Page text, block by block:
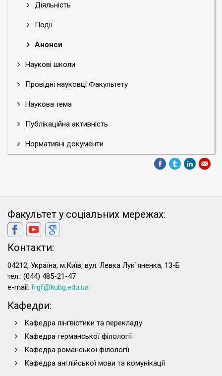
Діяльність
Події
Анонси
Наукові школи
Провідні науковці Факультету
Наукова тема
Публікаційна активність
Нормативні документи
Факультет у соціальних мережах:
Контакти:
04212, Україна, м.Київ, вул. Левка Лук`яненка, 13-Б
тел.: (044) 485-21-47
e-mail: frgf@kubg.edu.ua
Кафедри:
Кафедра лінгвістики та перекладу
Кафедра германської філології
Кафедра романської філології
Кафедра англійської мови та комунікації